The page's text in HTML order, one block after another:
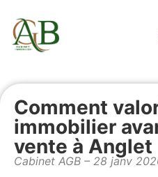
Comment
immobilier
vente à Anglet
Cabinet AGB – 28 janv